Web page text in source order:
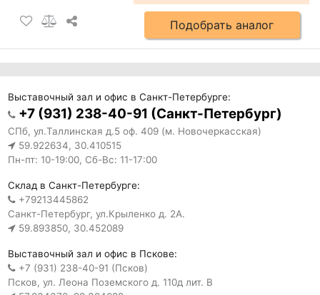
Подобрать аналог
Выставочный зал и офис в Санкт-Петербурге:
+7 (931) 238-40-91 (Санкт-Петербург)
СПб, ул.Таллинская д.5 оф. 409 (м. Новочеркасская)
59.922634, 30.410515
Пн-пт: 10-19:00, Сб-Вс: 11-17:00
Склад в Санкт-Петербурге:
+79213445862
Санкт-Петербург, ул.Крыленко д. 2А.
59.893850, 30.452089
Выставочный зал и офис в Пскове:
+7 (931) 238-40-91 (Псков)
Псков, ул. Леона Поземского д. 110д лит. В